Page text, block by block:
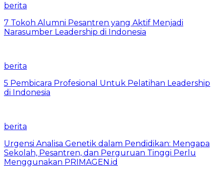
berita
7 Tokoh Alumni Pesantren yang Aktif Menjadi
Narasumber Leadership di Indonesia
berita
5 Pembicara Profesional Untuk Pelatihan Leadership
di Indonesia
berita
Urgensi Analisa Genetik dalam Pendidikan: Mengapa
Sekolah, Pesantren, dan Perguruan Tinggi Perlu
Menggunakan PRIMAGEN.id